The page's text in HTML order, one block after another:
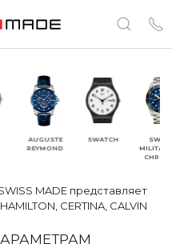
AUGUSTE
REYMOND
SWATCH
MILITARY BY
CHRONO
MADE представляет
CERTINA, CALVIN
AVIATOR, RAYMOND WEIL
швейцарского качества и